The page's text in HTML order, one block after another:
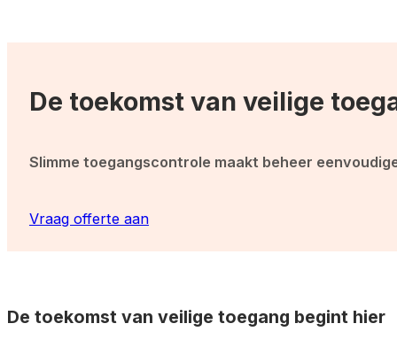
De toekomst van veilige
Slimme toegangscontrole maakt beheer
Vraag offerte aan
De toekomst van veilige toegang begint hier